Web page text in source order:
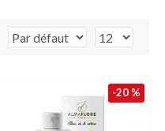
-20 %